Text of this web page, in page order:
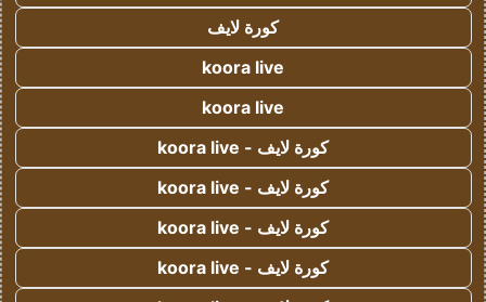
كورة لايف
koora live
koora live
كورة لايف - koora live
كورة لايف - koora live
كورة لايف - koora live
كورة لايف - koora live